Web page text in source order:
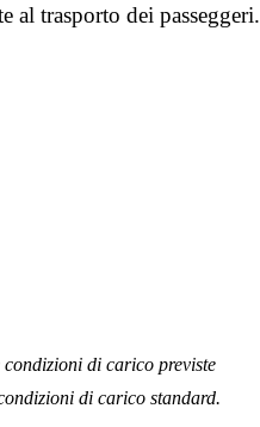
trasporto dei passeggeri.
di carico previste
di carico standard.